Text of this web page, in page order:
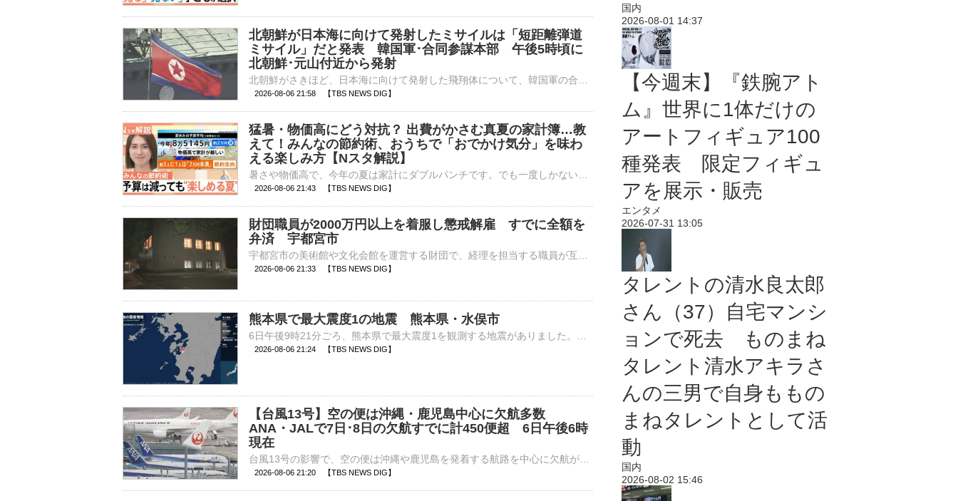
北朝鮮が日本海に向けて発射したミサイルは「短距離弾道
ミサイル」だと発表 韓国軍･合同参謀本部 午後5時頃に
北朝鮮･元山付近から発射
2026-08-06 21:58 【TBS NEWS DIG】
猛暑・物価高にどう対抗？ 出費がかさむ真夏の家計簿…教
えて！みんなの節約術、おうちで「おでかけ気分」を味わ
える楽しみ方【Nスタ解説】
2026-08-06 21:43 【TBS NEWS DIG】
財団職員が2000万円以上を着服し懲戒解雇 すでに全額を
弁済 宇都宮市
2026-08-06 21:33 【TBS NEWS DIG】
熊本県で最大震度1の地震 熊本県・水俣市
2026-08-06 21:24 【TBS NEWS DIG】
【台風13号】空の便は沖縄・鹿児島中心に欠航多数
ANA・JALで7日･8日の欠航すでに計450便超 6日午後6時
現在
2026-08-06 21:20 【TBS NEWS DIG】
国内
2026-08-01 14:37
【今週末】『鉄腕アト
ム』世界に1体だけの
アートフィギュア100
種発表 限定フィギュ
アを展示・販売
エンタメ
2026-07-31 13:05
タレントの清水良太郎
さん（37）自宅マンシ
ョンで死去 ものまね
タレント清水アキラさ
んの三男で自身ももの
まねタレントとして活
動
国内
2026-08-02 15:46